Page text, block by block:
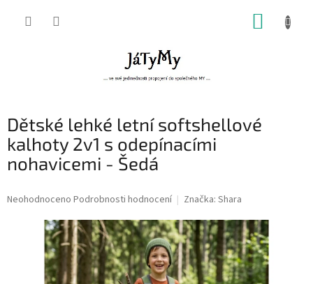
Dětské lehké letní softshellové
kalhoty 2v1 s odepínacími
nohavicemi - Šedá
Průměrné
produktu
Neohodnoceno Podrobnosti hodnocení Značka: Shara